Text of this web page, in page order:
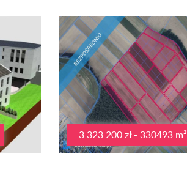
3 323 200 zł - 330493 m²